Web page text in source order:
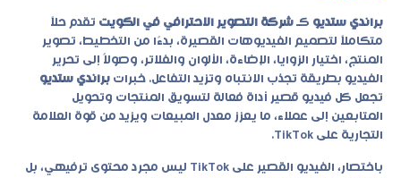
براندي ستديو كـ شركة التصوير الاحترافي في الكويت تقدم حلاً
متكاملاً لتصميم الفيديوهات القصيرة، بدءًا من التخطيط، تصوير
المنتج، اختيار الزوايا، الإضاءة، الألوان والفلاتر، وصولاً إلى تحرير
الفيديو بطريقة تجذب الانتباه وتزيد التفاعل. خبرات براندي ستديو
تجعل كل فيديو قصير أداة فعالة لتسويق المنتجات وتحويل
المتابعين إلى عملاء، ما يعزز معدل المبيعات ويزيد من قوة العلامة
التجارية على TikTok.
باختصار، الفيديو القصير على TikTok ليس مجرد محتوى ترفيهي، بل